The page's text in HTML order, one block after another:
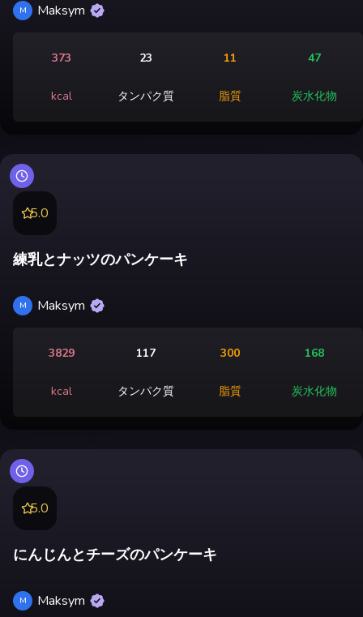
M Maksym
373
kcal
23
タンパク質
11
脂質
47
炭水化物
5.0
練乳とナッツのパンケーキ
M Maksym
3829
kcal
117
タンパク質
300
脂質
168
炭水化物
5.0
にんじんとチーズのパンケーキ
M Maksym